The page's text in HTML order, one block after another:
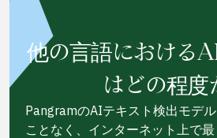
他の言語における
はどの程度
PangramのAIテキスト検出モデ
ことなく、インターネット上で